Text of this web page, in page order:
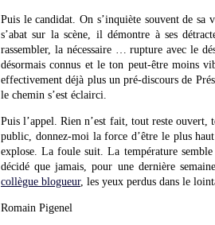
Puis le candidat. On s’inquiète souvent de
s’abat sur la scène, il démontre à ses
rassembler, la nécessaire … rupture avec le
désormais connus et le ton peut-être moins
effectivement déjà plus un pré-discours de
le chemin s’est éclairci.
Puis l’appel. Rien n’est fait, tout reste
public, donnez-moi la force d’être le plus
explose. La foule suit. La température
décidé que jamais, pour une dernière
collègue blogueur, les yeux perdus dans le
Romain Pigenel